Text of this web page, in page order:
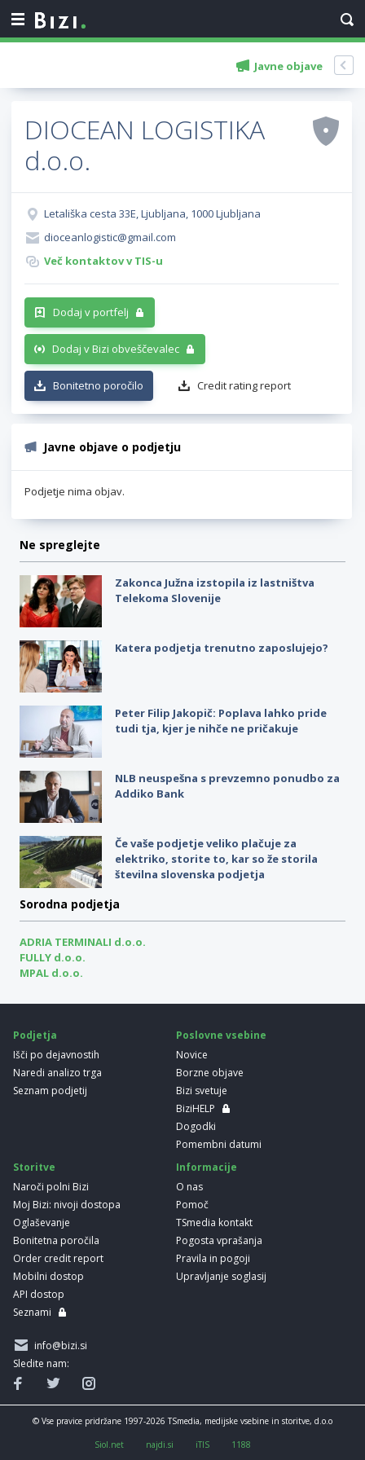
Javne objave
DIOCEAN LOGISTIKA
d.o.o.
Letališka cesta 33E, Ljubljana, 1000 Ljubljana
dioceanlogistic@gmail.com
Več kontaktov v TIS-u
Dodaj v portfelj
Dodaj v Bizi obveščevalec
Bonitetno poročilo Credit rating report
Javne objave o podjetju
Podjetje nima objav.
Ne spreglejte
Zakonca Južna izstopila iz lastništva
Telekoma Slovenije
Katera podjetja trenutno zaposlujejo?
Peter Filip Jakopič: Poplava lahko pride
tudi tja, kjer je nihče ne pričakuje
NLB neuspešna s prevzemno ponudbo za
Addiko Bank
Če vaše podjetje veliko plačuje za
elektriko, storite to, kar so že storila
številna slovenska podjetja
Sorodna podjetja
ADRIA TERMINALI d.o.o.
FULLY d.o.o.
MPAL d.o.o.
Podjetja
Išči po dejavnostih
Naredi analizo trga
Seznam podjetij
Poslovne vsebine
Novice
Borzne objave
Bizi svetuje
BiziHELP
Dogodki
Pomembni datumi
Storitve
Naroči polni Bizi
Moj Bizi: nivoji dostopa
Oglaševanje
Bonitetna poročila
Order credit report
Mobilni dostop
API dostop
Seznami
Informacije
O nas
Pomoč
TSmedia kontakt
Pogosta vprašanja
Pravila in pogoji
Upravljanje soglasij
info@bizi.si
Sledite nam:
© Vse pravice pridržane 1997-2026 TSmedia, medijske vsebine in storitve, d.o.o
Siol.net najdi.si iTIS 1188